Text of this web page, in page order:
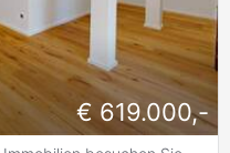
€ 619.000,-